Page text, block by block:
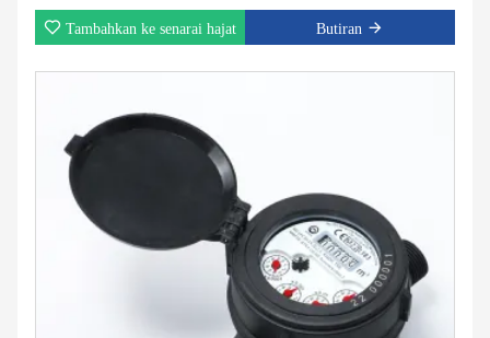
Tambahkan ke senarai hajat Butiran